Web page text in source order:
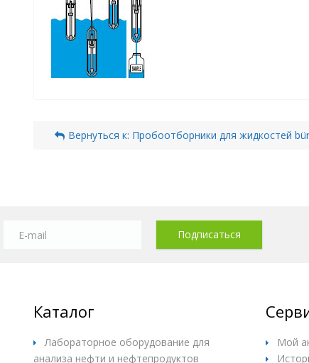
Вернуться к: Пробоотборники для жидкостей
Каталог
Лабораторное оборудование для
анализа нефти и нефтепродуктов
Мой